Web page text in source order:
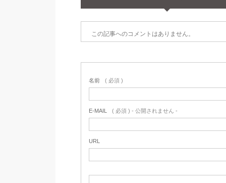
この記事へのコメントはありません。
名前 ( 必須 )
E-MAIL ( 必須 ) - 公開されません -
URL